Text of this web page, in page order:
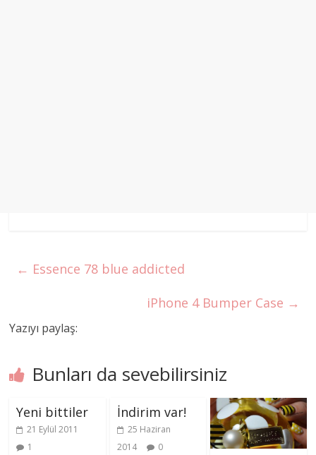
← Essence 78 blue addicted
iPhone 4 Bumper Case →
Yazıyı paylaş:
Bunları da sevebilirsiniz
Yeni bittiler
21 Eylül 2011
1
İndirim var!
25 Haziran
2014
0